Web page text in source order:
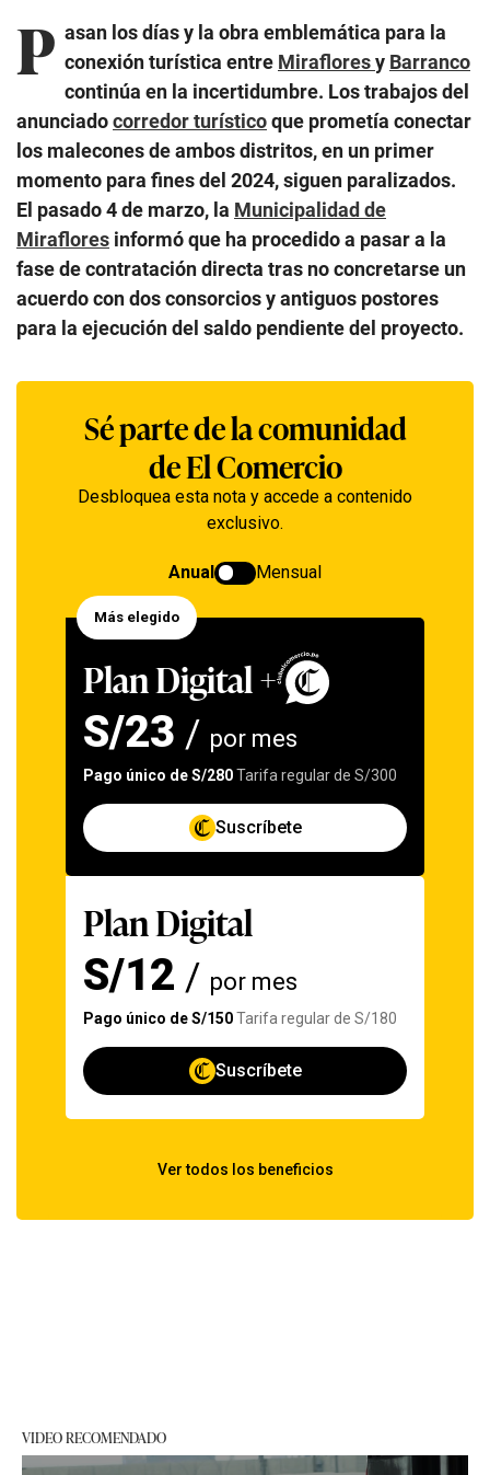
P asan los días y la obra emblemática para la
conexión turística entre Mirafloresy Barranco
continúa en la incertidumbre. Los trabajos del
anunciadocorredor turísticoque prometía conectar
los malecones de ambos distritos, en un primer
momento para fines del 2024, siguen paralizados.
El pasado 4 de marzo, la Municipalidad de
Miraflores informó que ha procedido a pasar a la
fase de contratación directa tras no concretarse un
acuerdo con dos consorcios y antiguos postores
para la ejecución del saldo pendiente del proyecto.
VIDEO RECOMENDADO